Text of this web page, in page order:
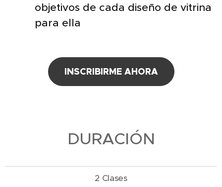
objetivos de cada diseño de vitrina
para ella
INSCRIBIRME AHORA
DURACIÓN
2 Clases